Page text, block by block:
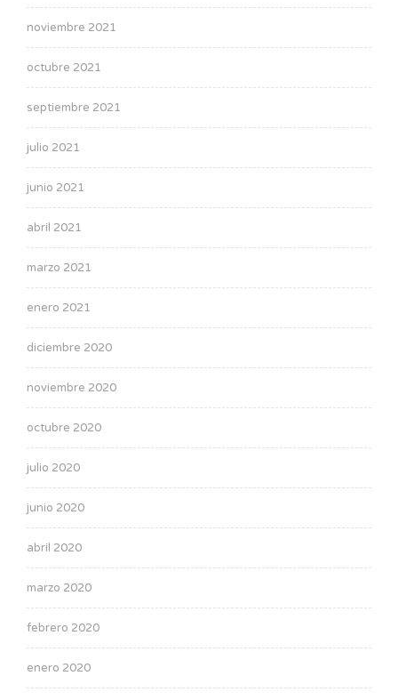
noviembre 2021
octubre 2021
septiembre 2021
julio 2021
junio 2021
abril 2021
marzo 2021
enero 2021
diciembre 2020
noviembre 2020
octubre 2020
julio 2020
junio 2020
abril 2020
marzo 2020
febrero 2020
enero 2020